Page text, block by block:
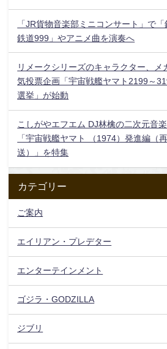
「JR貨物音楽部ミニコンサート」で「
鉄道999」やアニメ曲を演奏へ
リメークシリーズのキャラクター、メ
気投票企画「宇宙戦艦ヤマト2199～
選挙」が始動
こしがやエフエム DJ林檎の二次元音
「宇宙戦艦ヤマト （1974）発進編（
送）」を特集
カテゴリー
ご案内
エイリアン・プレデター
エンターテインメント
ゴジラ・GODZILLA
ジブリ